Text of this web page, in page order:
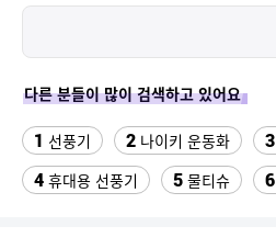
다른 분들이 많이 검색하고 있어요
1 선풍기 2 나이키 운동화 3
4 휴대용 선풍기 5 물티슈 6